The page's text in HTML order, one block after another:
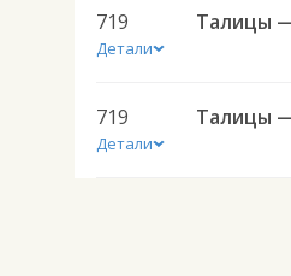
719
Детали
Талицы
719
Детали
Талицы